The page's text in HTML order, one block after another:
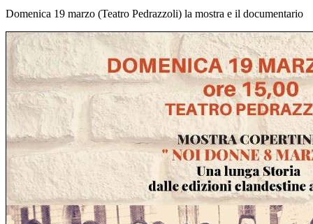
Domenica 19 marzo (Teatro Pedrazzoli) la mostra e il documentario